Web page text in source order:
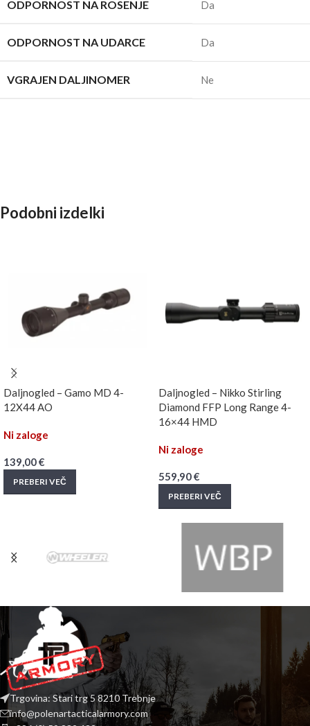
ODPORNOST NA ROSENJE Da
ODPORNOST NA UDARCE Da
VGRAJEN DALJINOMER Ne
Podobni izdelki
Daljnogled – Gamo MD 4-
12X44 AO
Ni zaloge
139,00€
PREBERI VEČ
Daljnogled – Nikko Stirling
Diamond FFP Long Range 4-
16×44 HMD
Ni zaloge
559,90€
PREBERI VEČ
Trgovina: Stari trg 5 8210 Trebnje
info@polenartacticalarmory.com